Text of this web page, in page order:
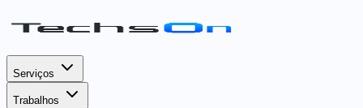
Serviços
Trabalhos